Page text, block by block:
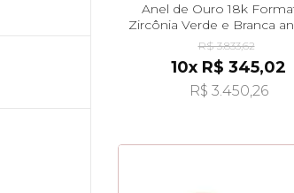
Anel de Ouro 18k
Zircônia Verde e Branca
R$ 3.833,62
10x R$ 345,02
R$ 3.450,26